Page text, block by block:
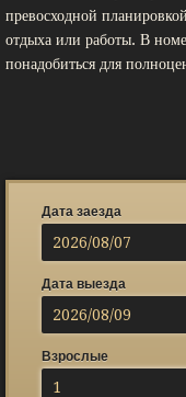
превосходной
отдыха или работы. В
понадобиться для
Дата заезда
Дата выезда
Взрослые
1